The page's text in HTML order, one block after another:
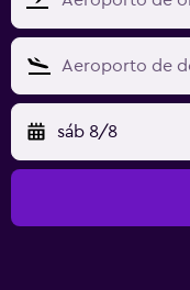
sáb 8/8